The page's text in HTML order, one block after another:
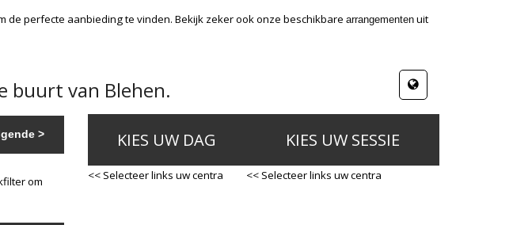
de perfecte aanbieding te vinden. Bekijk zeker ook onze beschikbare arrangementen uit
buurt van Blehen.
>
om
KIES UW DAG
<< Selecteer links uw centra
KIES UW SESSIE
<< Selecteer links uw centra